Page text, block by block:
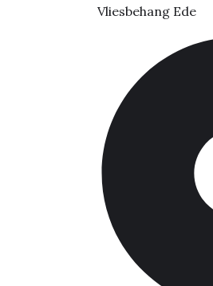
Vliesbehang Ede